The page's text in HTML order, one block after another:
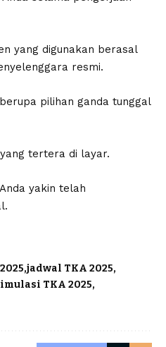
yang digunakan berasal
resmi.
pilihan ganda tunggal
tertera di layar.
yakin telah
jadwal TKA 2025
TKA 2025